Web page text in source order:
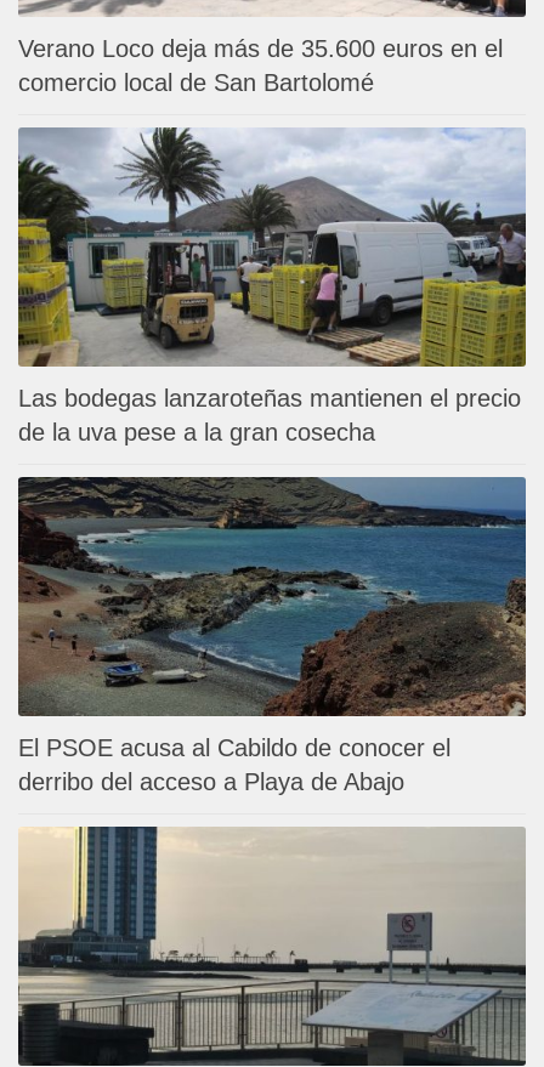
Verano Loco deja más de 35.600 euros en el
comercio local de San Bartolomé
Las bodegas lanzaroteñas mantienen el precio
de la uva pese a la gran cosecha
El PSOE acusa al Cabildo de conocer el
derribo del acceso a Playa de Abajo